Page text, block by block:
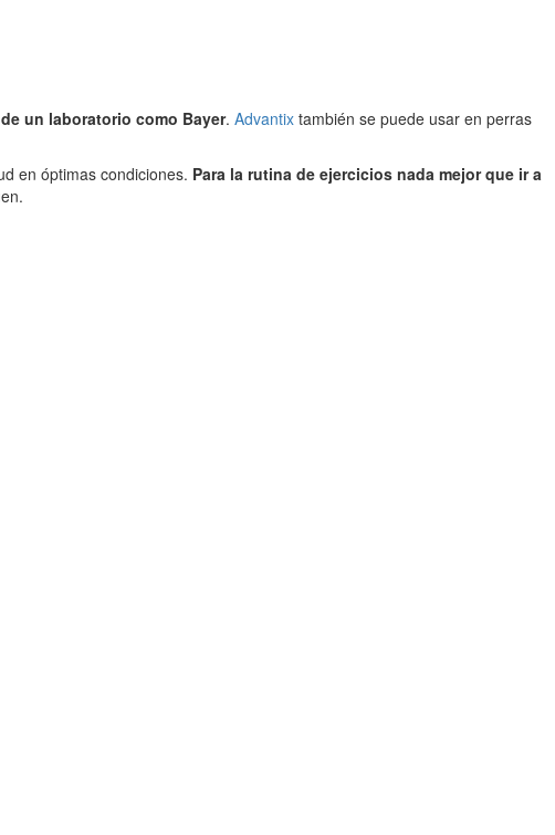
un laboratorio como Bayer. Advantix también se puede usar en perras
en óptimas condiciones. Para la rutina de ejercicios nada mejor que ir a